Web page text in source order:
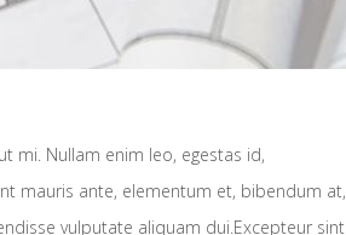
mi. Nullam enim leo, egestas id,
mauris ante, elementum et, bibendum at,
vulputate aliquam dui.Excepteur sint